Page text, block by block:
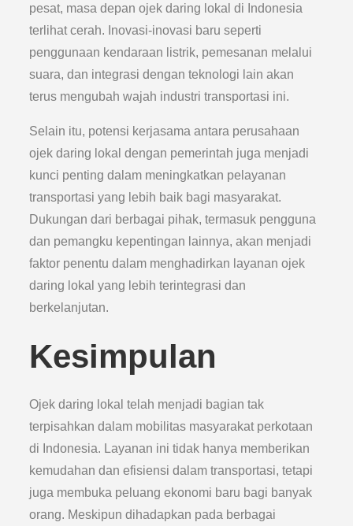
pesat, masa depan ojek daring lokal di Indonesia
terlihat cerah. Inovasi-inovasi baru seperti
penggunaan kendaraan listrik, pemesanan melalui
suara, dan integrasi dengan teknologi lain akan
terus mengubah wajah industri transportasi ini.
Selain itu, potensi kerjasama antara perusahaan
ojek daring lokal dengan pemerintah juga menjadi
kunci penting dalam meningkatkan pelayanan
transportasi yang lebih baik bagi masyarakat.
Dukungan dari berbagai pihak, termasuk pengguna
dan pemangku kepentingan lainnya, akan menjadi
faktor penentu dalam menghadirkan layanan ojek
daring lokal yang lebih terintegrasi dan
berkelanjutan.
Kesimpulan
Ojek daring lokal telah menjadi bagian tak
terpisahkan dalam mobilitas masyarakat perkotaan
di Indonesia. Layanan ini tidak hanya memberikan
kemudahan dan efisiensi dalam transportasi, tetapi
juga membuka peluang ekonomi baru bagi banyak
orang. Meskipun dihadapkan pada berbagai